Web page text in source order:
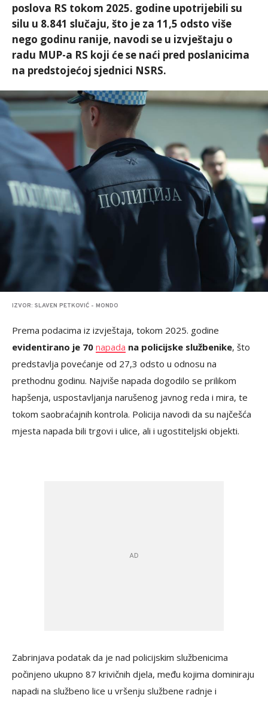
poslova RS tokom 2025. godine upotrijebili su
silu u 8.841 slučaju, što je za 11,5 odsto više
nego godinu ranije, navodi se u izvještaju o
radu MUP-a RS koji će se naći pred poslanicima
na predstojećoj sjednici NSRS.
IZVOR: SLAVEN PETKOVIĆ - MONDO
Prema podacima iz izvještaja, tokom 2025. godine
evidentirano je 70 napada na policijske službenike, što
predstavlja povećanje od 27,3 odsto u odnosu na
prethodnu godinu. Najviše napada dogodilo se prilikom
hapšenja, uspostavljanja narušenog javnog reda i mira, te
tokom saobraćajnih kontrola. Policija navodi da su najčešća
mjesta napada bili trgovi i ulice, ali i ugostiteljski objekti.
Zabrinjava podatak da je nad policijskim službenicima
počinjeno ukupno 87 krivičnih djela, među kojima dominiraju
napadi na službeno lice u vršenju službene radnje i